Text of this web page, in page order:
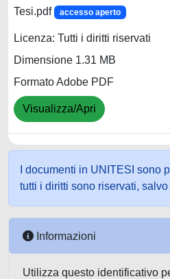
Tesi.pdf accesso aperto
Licenza: Tutti i diritti riservati
Dimensione 1.31 MB
Formato Adobe PDF
Visualizza/Apri
I documenti in UNITESI sono
tutti i diritti sono riservati,
Informazioni
Utilizza questo identificativo